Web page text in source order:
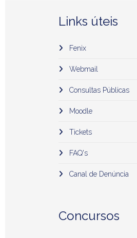
Links úteis
Fenix
Webmail
Consultas Públicas
Moodle
Tickets
FAQ's
Canal de Denúncia
Concursos